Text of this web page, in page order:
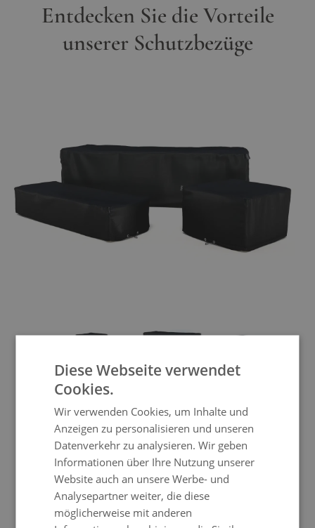
Entdecken Sie die Vorteile
unserer Schutzbezüge
Abdeckplane Cube Ecksofa 90
cm
Mit dieser Abdeckplane schützen Sie nicht
nur Ihrer Möbel vor Schlechtwetter,
Diese Webseite verwendet
Cookies.
Wir verwenden Cookies, um Inhalte und
Anzeigen zu personalisieren und unseren
Datenverkehr zu analysieren. Wir geben
Informationen über Ihre Nutzung unserer
Website auch an unsere Werbe- und
Analysepartner weiter, die diese
möglicherweise mit anderen